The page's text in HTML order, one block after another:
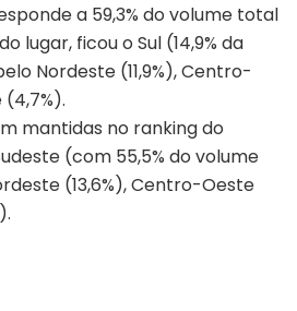
a 59,3% do volume total
lugar, ficou o Sul (14,9% da
Nordeste (11,9%), Centro-
mantidas no ranking do
(com 55,5% do volume
(13,6%), Centro-Oeste